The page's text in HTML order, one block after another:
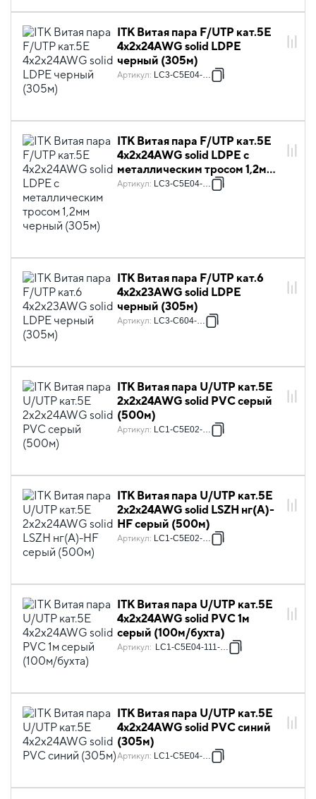
ITK Витая пара F/UTP кат.5E
4х2х24AWG solid LDPE
черный (305м)
Артикул: LC3-C5E04-339
ITK Витая пара F/UTP кат.5E
4х2х24AWG solid LDPE с
металлическим тросом 1,2мм
черный (305м)
Артикул: LC3-C5E04-359
ITK Витая пара F/UTP кат.6
4х2х23AWG solid LDPE
черный (305м)
Артикул: LC3-C604-339
ITK Витая пара U/UTP кат.5E
2х2х24AWG solid PVC серый
(500м)
Артикул: LC1-C5E02-111
ITK Витая пара U/UTP кат.5E
2х2х24AWG solid LSZH нг(А)-
HF серый (500м)
Артикул: LC1-C5E02-121
ITK Витая пара U/UTP кат.5E
4х2х24AWG solid PVC 1м
серый (100м/бухта)
Артикул: LC1-C5E04-111-100
ITK Витая пара U/UTP кат.5E
4х2х24AWG solid PVC синий
(305м)
Артикул: LC1-C5E04-113